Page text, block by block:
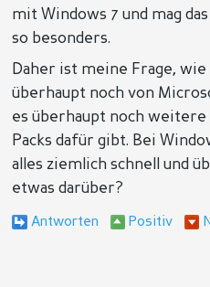
mit Windows 7 und mag
so besonders.
Daher ist meine Frage, wie
überhaupt noch von
es überhaupt noch weitere
Packs dafür gibt. Bei
alles ziemlich schnell und
etwas darüber?